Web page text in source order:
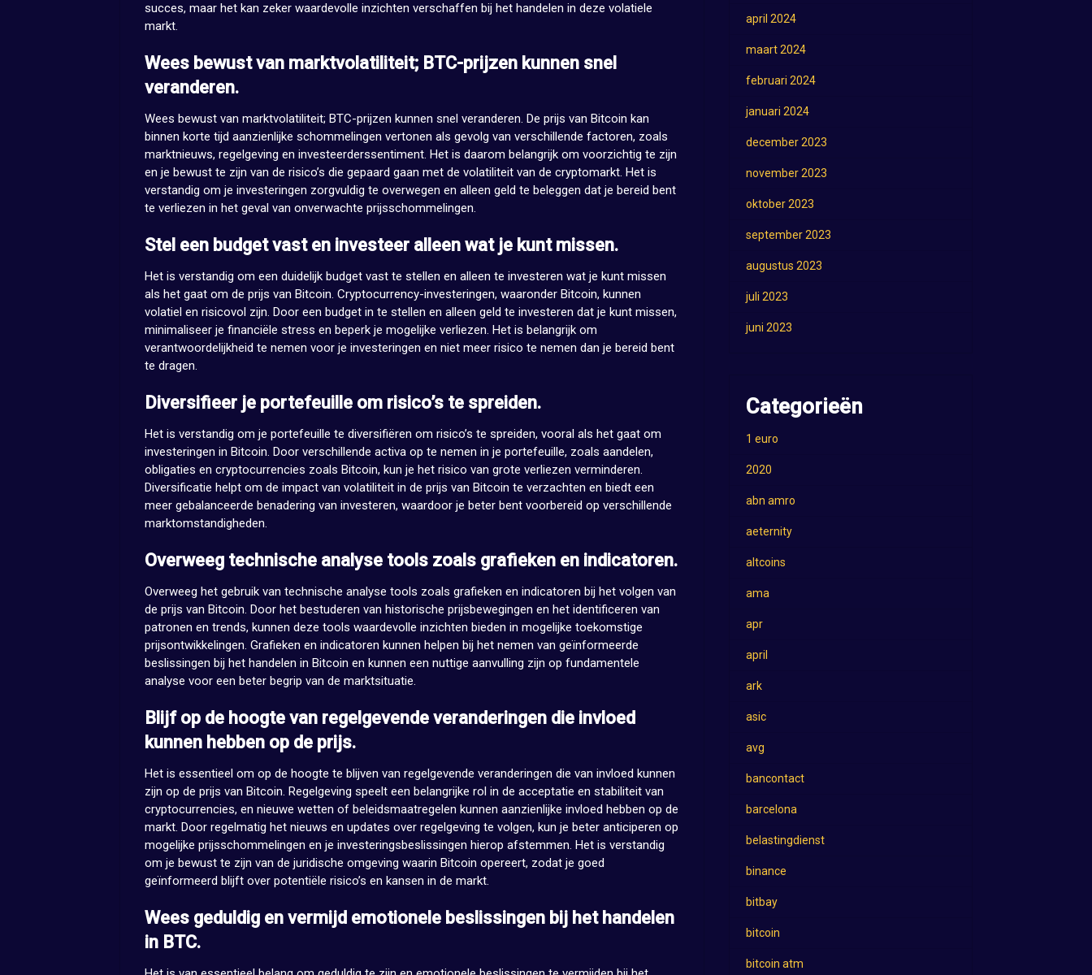
succes, maar het kan zeker waardevolle inzichten verschaffen bij het handelen in deze volatiele
markt.
Wees bewust van marktvolatiliteit; BTC-prijzen kunnen snel
veranderen.
Wees bewust van marktvolatiliteit; BTC-prijzen kunnen snel veranderen. De prijs van Bitcoin kan
binnen korte tijd aanzienlijke schommelingen vertonen als gevolg van verschillende factoren, zoals
marktnieuws, regelgeving en investeerderssentiment. Het is daarom belangrijk om voorzichtig te zijn
en je bewust te zijn van de risico’s die gepaard gaan met de volatiliteit van de cryptomarkt. Het is
verstandig om je investeringen zorgvuldig te overwegen en alleen geld te beleggen dat je bereid bent
te verliezen in het geval van onverwachte prijsschommelingen.
Stel een budget vast en investeer alleen wat je kunt missen.
Het is verstandig om een duidelijk budget vast te stellen en alleen te investeren wat je kunt missen
als het gaat om de prijs van Bitcoin. Cryptocurrency-investeringen, waaronder Bitcoin, kunnen
volatiel en risicovol zijn. Door een budget in te stellen en alleen geld te investeren dat je kunt missen,
minimaliseer je financiële stress en beperk je mogelijke verliezen. Het is belangrijk om
verantwoordelijkheid te nemen voor je investeringen en niet meer risico te nemen dan je bereid bent
te dragen.
Diversifieer je portefeuille om risico’s te spreiden.
Het is verstandig om je portefeuille te diversifiëren om risico’s te spreiden, vooral als het gaat om
investeringen in Bitcoin. Door verschillende activa op te nemen in je portefeuille, zoals aandelen,
obligaties en cryptocurrencies zoals Bitcoin, kun je het risico van grote verliezen verminderen.
Diversificatie helpt om de impact van volatiliteit in de prijs van Bitcoin te verzachten en biedt een
meer gebalanceerde benadering van investeren, waardoor je beter bent voorbereid op verschillende
marktomstandigheden.
Overweeg technische analyse tools zoals grafieken en indicatoren.
Overweeg het gebruik van technische analyse tools zoals grafieken en indicatoren bij het volgen van
de prijs van Bitcoin. Door het bestuderen van historische prijsbewegingen en het identificeren van
patronen en trends, kunnen deze tools waardevolle inzichten bieden in mogelijke toekomstige
prijsontwikkelingen. Grafieken en indicatoren kunnen helpen bij het nemen van geïnformeerde
beslissingen bij het handelen in Bitcoin en kunnen een nuttige aanvulling zijn op fundamentele
analyse voor een beter begrip van de marktsituatie.
Blijf op de hoogte van regelgevende veranderingen die invloed
kunnen hebben op de prijs.
Het is essentieel om op de hoogte te blijven van regelgevende veranderingen die van invloed kunnen
zijn op de prijs van Bitcoin. Regelgeving speelt een belangrijke rol in de acceptatie en stabiliteit van
cryptocurrencies, en nieuwe wetten of beleidsmaatregelen kunnen aanzienlijke invloed hebben op de
markt. Door regelmatig het nieuws en updates over regelgeving te volgen, kun je beter anticiperen op
mogelijke prijsschommelingen en je investeringsbeslissingen hierop afstemmen. Het is verstandig
om je bewust te zijn van de juridische omgeving waarin Bitcoin opereert, zodat je goed
geïnformeerd blijft over potentiële risico’s en kansen in de markt.
Wees geduldig en vermijd emotionele beslissingen bij het handelen
in BTC.
april 2024
maart 2024
februari 2024
januari 2024
december 2023
november 2023
oktober 2023
september 2023
augustus 2023
juli 2023
juni 2023
Categorieën
1 euro
2020
abn amro
aeternity
altcoins
ama
apr
april
ark
asic
avg
bancontact
barcelona
belastingdienst
binance
bitbay
bitcoin
bitcoin atm